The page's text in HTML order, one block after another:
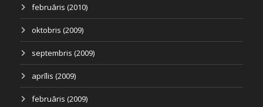
februāris (2010)
oktobris (2009)
septembris (2009)
aprīlis (2009)
februāris (2009)